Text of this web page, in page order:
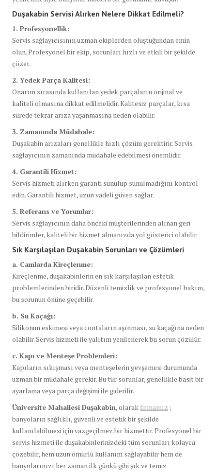
Duşakabin Servisi Alırken Nelere Dikkat Edilmeli?
1. Profesyonellik:
Servis sağlayıcısının uzman ekiplerden oluştuğundan emin
olun. Profesyonel bir ekip, sorunları hızlı ve etkili bir şekilde
çözer.
2. Yedek Parça Kalitesi:
Onarım sırasında kullanılan yedek parçaların orijinal ve
kaliteli olmasına dikkat edilmelidir. Kalitesiz parçalar, kısa
sürede tekrar arıza yaşanmasına neden olabilir.
3. Zamanında Müdahale:
Duşakabin arızaları genellikle hızlı çözüm gerektirir. Servis
sağlayıcının zamanında müdahale edebilmesi önemlidir.
4. Garantili Hizmet:
Servis hizmeti alırken garanti sunulup sunulmadığını kontrol
edin. Garantili hizmet, uzun vadeli güven sağlar.
5. Referans ve Yorumlar:
Servis sağlayıcının daha önceki müşterilerinden alınan geri
bildirimler, kaliteli bir hizmet almanızda yol gösterici olabilir.
Sık Karşılaşılan Duşakabin Sorunları ve Çözümleri
a. Camlarda Kireçlenme:
Kireçlenme, duşakabinlerin en sık karşılaşılan estetik
problemlerinden biridir. Düzenli temizlik ve profesyonel bakım,
bu sorunun önüne geçebilir.
b. Su Kaçağı:
Silikonun eskimesi veya contaların aşınması, su kaçağına neden
olabilir. Servis hizmeti ile yalıtım yenilenerek bu sorun çözülür.
c. Kapı ve Menteşe Problemleri:
Kapıların sıkışması veya menteşelerin gevşemesi durumunda
uzman bir müdahale gerekir. Bu tür sorunlar, genellikle basit bir
ayarlama veya parça değişimi ile giderilir.
Üniversite Mahallesi Duşakabin, olarak firmamız ;
banyoların sağlıklı, güvenli ve estetik bir şekilde
kullanılabilmesi için vazgeçilmez bir hizmettir. Profesyonel bir
servis hizmeti ile duşakabinlerinizdeki tüm sorunları kolayca
çözebilir, hem uzun ömürlü kullanım sağlayabilir hem de
banyolarınızı her zaman ilk günkü gibi şık ve temiz